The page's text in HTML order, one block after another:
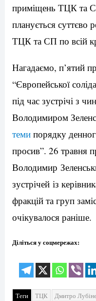
приміщень ТЦК та
планується суттєво
ТЦК та СП по всій
Нагадаємо, п’ятий
“Європейської
під час зустрічі з
Володимиром
теми порядку
просив”. 26 травня
Володимир
зустрічей із
фракцій та груп
очікувалося раніше.
Діліться у соцмережах:
Теги ТЦК Дмитро